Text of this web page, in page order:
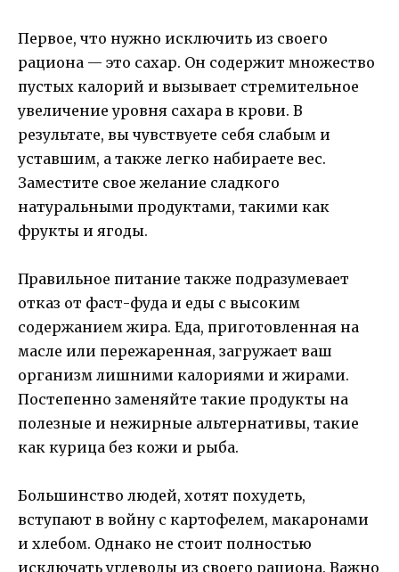
Первое, что нужно исключить из своего
рациона — это сахар. Он содержит множество
пустых калорий и вызывает стремительное
увеличение уровня сахара в крови. В
результате, вы чувствуете себя слабым и
уставшим, а также легко набираете вес.
Заместите свое желание сладкого
натуральными продуктами, такими как
фрукты и ягоды.
Правильное питание также подразумевает
отказ от фаст-фуда и еды с высоким
содержанием жира. Еда, приготовленная на
масле или пережаренная, загружает ваш
организм лишними калориями и жирами.
Постепенно заменяйте такие продукты на
полезные и нежирные альтернативы, такие
как курица без кожи и рыба.
Большинство людей, хотят похудеть,
вступают в войну с картофелем, макаронами
и хлебом. Однако не стоит полностью
исключать углеводы из своего рациона. Важно